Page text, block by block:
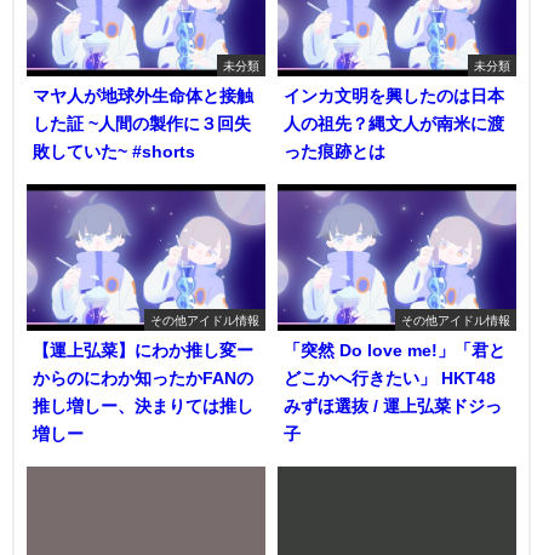
未分類
マヤ人が地球外生命体と接触
した証 ~人間の製作に３回失
敗していた~ #shorts
未分類
インカ文明を興したのは日本
人の祖先？縄文人が南米に渡
った痕跡とは
その他アイドル情報
【運上弘菜】にわか推し変ー
からのにわか知ったかFANの
推し増しー、決まりては推し
増しー
その他アイドル情報
「突然 Do love me!」「君と
どこかへ行きたい」 HKT48
みずほ選抜 / 運上弘菜ドジっ
子